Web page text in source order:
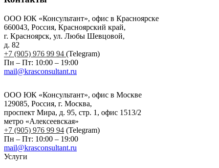
ООО ЮК «Консультант», офис в Красноярске
660043, Россия, Красноярский край,
г. Красноярск, ул. Любы Шевцовой,
д. 82
+7 (905) 976 99 94 (Telegram)
Пн – Пт: 10:00 – 19:00
mail@krasconsultant.ru
ООО ЮК «Консультант», офис в Москве
129085, Россия, г. Москва,
проспект Мира, д. 95, стр. 1, офис 1513/2
метро «Алексеевская»
+7 (905) 976 99 94 (Telegram)
Пн – Пт: 10:00 – 19:00
mail@krasconsultant.ru
Услуги